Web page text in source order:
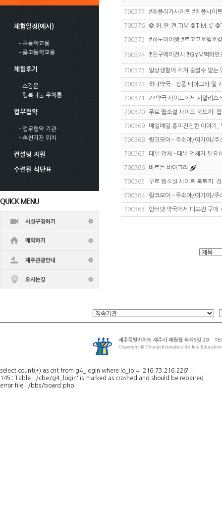
체험일정(예시)
- 초등학교용
- 중고등학교용
체험후기
- 소감문
- 행복나눔 우체통
업무협약
- 업무협약 기관
- 추천기관 위치
컨설팅 지원
수련원 식단표
700377 #레플리카사이트 #레플사이
700376 @.튀.안.전.TIM @TIM.롯
700375 #하노이여행 #로코코호텔
700374 ❓친구에이전시 ❓GYM먹튀
700373 일상생활에 지쳐 숨쉴수 없
700372 하나약국 - 정품 비아그라 및
700371 24약국 사이트에서 시알리
700370 무료 웹소설 사이트 북토끼:
700369 매일매일 흥미진진한 이야기
700368 링크모아 - 주소야/여기여/
700367 대부 업체 - 대부 업체가 필요
700366 바르는 비아그라
700365 무료 웹소설 사이트 북토끼:
700364 링크모아 - 주소야/여기여/
700363 인터넷 약국에서 미프진 구매
select count(*) as cnt from g4_login where lo_ip = '216.73.216.226'
145 : Table './cbe/g4_login' is marked as crashed and should be repaired
error file : /bbs/board.php